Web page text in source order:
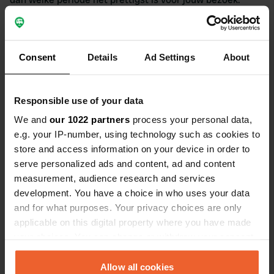
Consent Details Ad Settings About
Responsible use of your data
We and our 1022 partners process your personal data,
e.g. your IP-number, using technology such as cookies to
store and access information on your device in order to
serve personalized ads and content, ad and content
measurement, audience research and services
development. You have a choice in who uses your data
and for what purposes. Your privacy choices are only
applicable on this digital property where you have made
any time from the Cookie Declaration or by clicking on
the Privacy trigger icon.Allow all cookies
Overweeg de lente, wanneer de bollenvelden in volle
bloei staan en het landschap kleurrijk is. In de zomer kun
herfst de pracht van de veranderende natuur kunt
bewonderen. De perfecte afsluiting van het jaar? Een
Maartensvlotbrug! Elk seizoen heeft hier zijn eigen
charme. Maak dus een keuze die past bij jouw
persoonlijke voorkeur.
Bezienswaardigheden in Sint
Maartensvlotbrug
Zoek je een unieke stopplaats met je huis op wielen?
Overweeg dan zeker de camperplaats in Sint
als je geïnteresseerd bent in natuur en geschiedenis.
Dichtbij vind je natuurgebied Het Zwanenwater, een